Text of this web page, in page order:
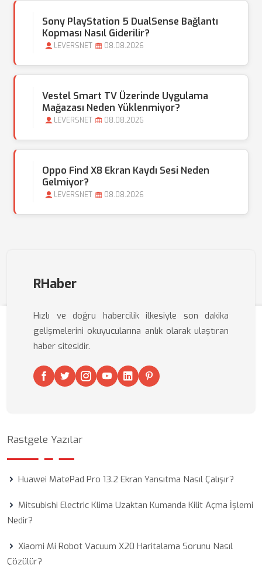
Sony PlayStation 5 DualSense Bağlantı
Kopması Nasıl Giderilir?
LEVERSNET 08.08.2026
Vestel Smart TV Üzerinde Uygulama
Mağazası Neden Yüklenmiyor?
LEVERSNET 08.08.2026
Oppo Find X8 Ekran Kaydı Sesi Neden
Gelmiyor?
LEVERSNET 08.08.2026
RHaber
Hızlı ve doğru habercilik ilkesiyle son dakika
gelişmelerini okuyucularına anlık olarak ulaştıran
haber sitesidir.
Rastgele Yazılar
Huawei MatePad Pro 13.2 Ekran Yansıtma Nasıl Çalışır?
Mitsubishi Electric Klima Uzaktan Kumanda Kilit Açma İşlemi
Nedir?
Xiaomi Mi Robot Vacuum X20 Haritalama Sorunu Nasıl
Çözülür?